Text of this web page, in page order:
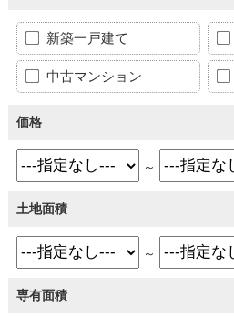
新築一戸建て
中古マンション
価格
～
土地面積
～
専有面積